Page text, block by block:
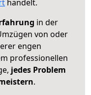
handelt.
in der
von oder
engen
professionellen
jedes Problem
.